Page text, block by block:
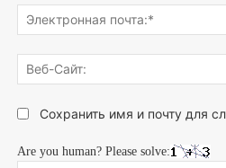
Сохранить имя и почту для
Are you human? Please solve: